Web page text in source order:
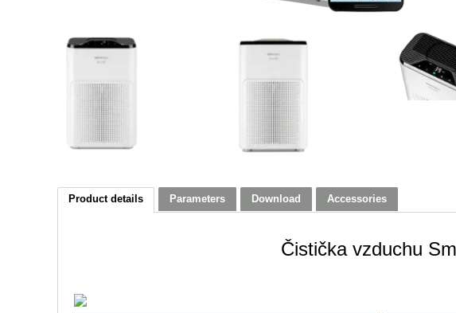
Product details Parameters Download Accessories
Čistička vzduchu